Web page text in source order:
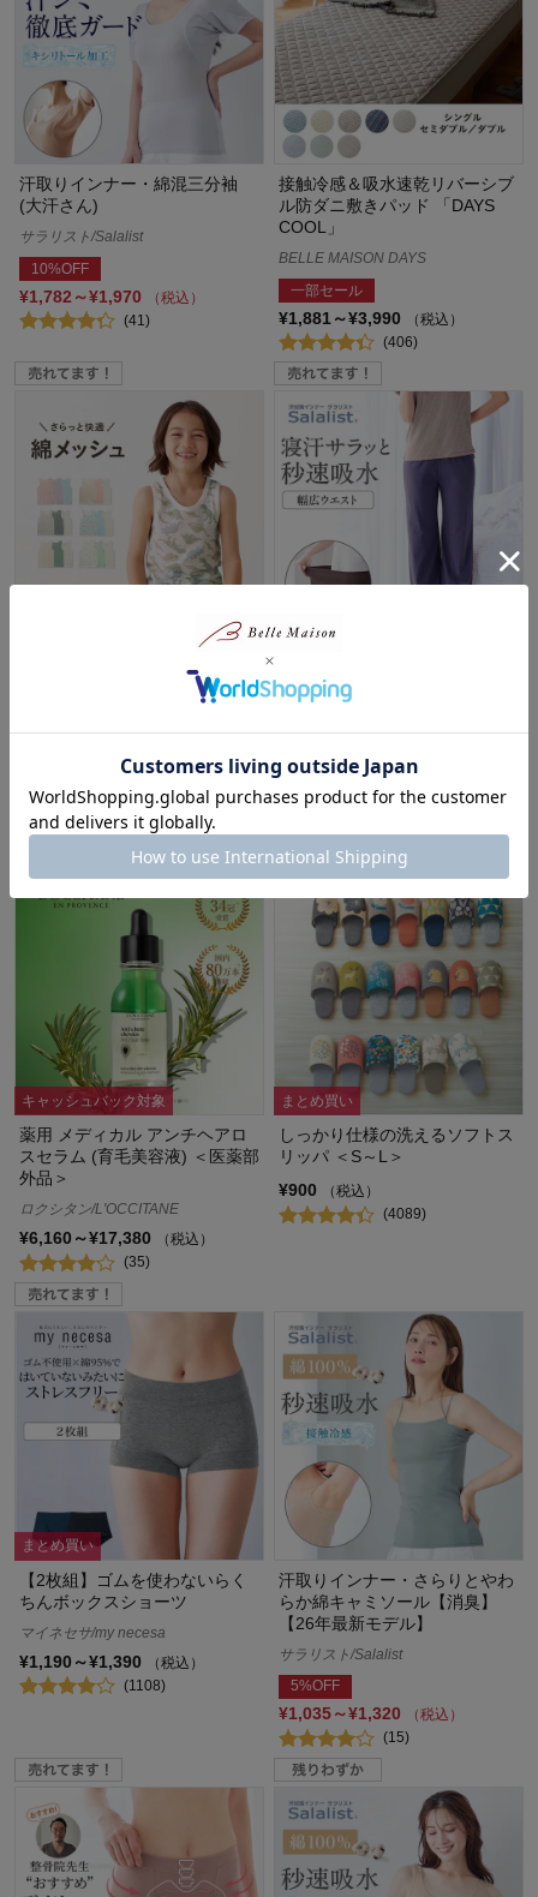
汗取りインナー・綿混三分袖
(大汗さん)
サラリスト/Salalist
10%OFF
¥1,782～¥1,970
（税込）
(41)
接触冷感＆吸水速乾リバーシブ
ル防ダニ敷きパッド 「DAYS
COOL」
BELLE MAISON DAYS
一部セール
¥1,881～¥3,990
（税込）
(406)
タンクトップ３枚セット 【子供
インナー】【猛暑対策】
ジータ/GITA
¥1,549～¥1,949（税込）
(757)
ん綿混ルームパンツ【吸水速
乾】
サラリスト/Salalist
10%OFF
¥1,611～¥1,782（税込）
キャッシュバック対象
薬用 メディカル アンチヘアロ
スセラム (育毛美容液) ＜医薬部
外品＞
ロクシタン/L'OCCITANE
¥6,160～¥17,380
（税込）
(35)
まとめ買い
しっかり仕様の洗えるソフトス
リッパ ＜S～L＞
¥900
（税込）
(4089)
まとめ買い
【2枚組】ゴムを使わないらく
ちんボックスショーツ
マイネセサ/my necesa
¥1,190～¥1,390
（税込）
(1108)
汗取りインナー・さらりとやわ
らか綿キャミソール【消臭】
【26年最新モデル】
サラリスト/Salalist
5%OFF
¥1,035～¥1,320
（税込）
(15)